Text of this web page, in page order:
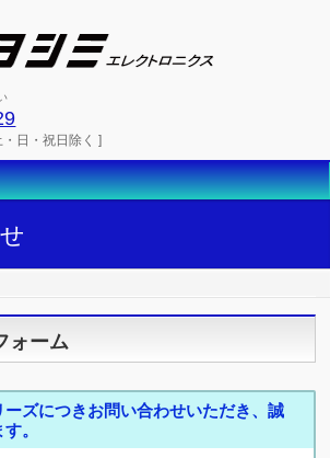
日・祝日除く ]
ォーム
ズにつきお問い合わせいただき、誠
。